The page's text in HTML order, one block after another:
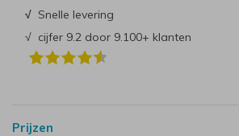
√ Snelle levering
√ cijfer 9.2 door 9.100+ klanten
Prijzen